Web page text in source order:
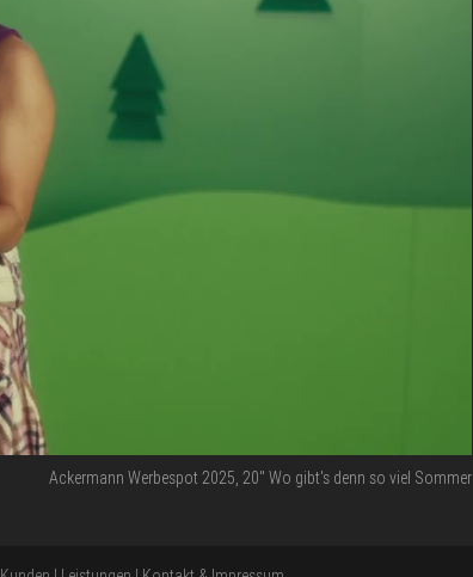
Ackermann Werbespot 2025, 20'' Wo gibt's denn so viel Sommer